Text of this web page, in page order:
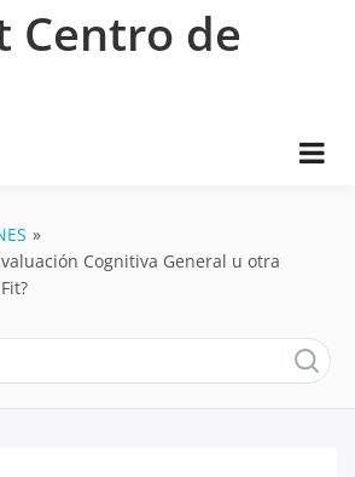
Centro de
Cognitiva General u otra